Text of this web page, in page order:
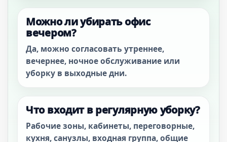
Можно ли убирать офис
вечером?
Да, можно согласовать утреннее,
вечернее, ночное обслуживание или
уборку в выходные дни.
Что входит в регулярную уборку?
Рабочие зоны, кабинеты, переговорные,
кухня, санузлы, входная группа, общие